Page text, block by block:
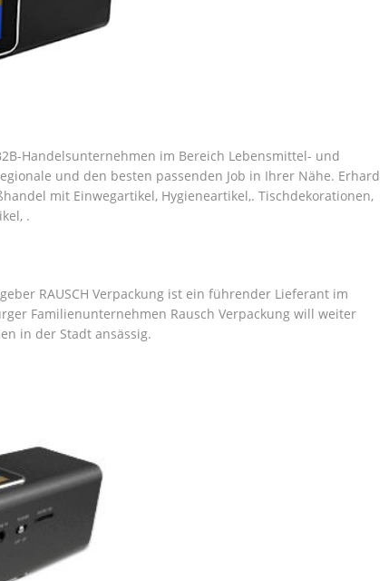
Handelsunternehmen im Bereich Lebensmittel- und
und den besten passenden Job in Ihrer Nähe. Erhard
mit Einwegartikel, Hygieneartikel,. Tischdekorationen,
.
RAUSCH Verpackung ist ein führender Lieferant im
Familienunternehmen Rausch Verpackung will weiter
in der Stadt ansässig.